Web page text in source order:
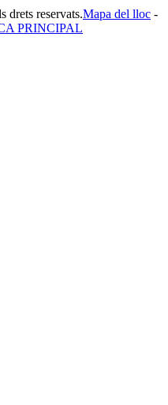
drets reservats.Mapa del lloc -
PRINCIPAL